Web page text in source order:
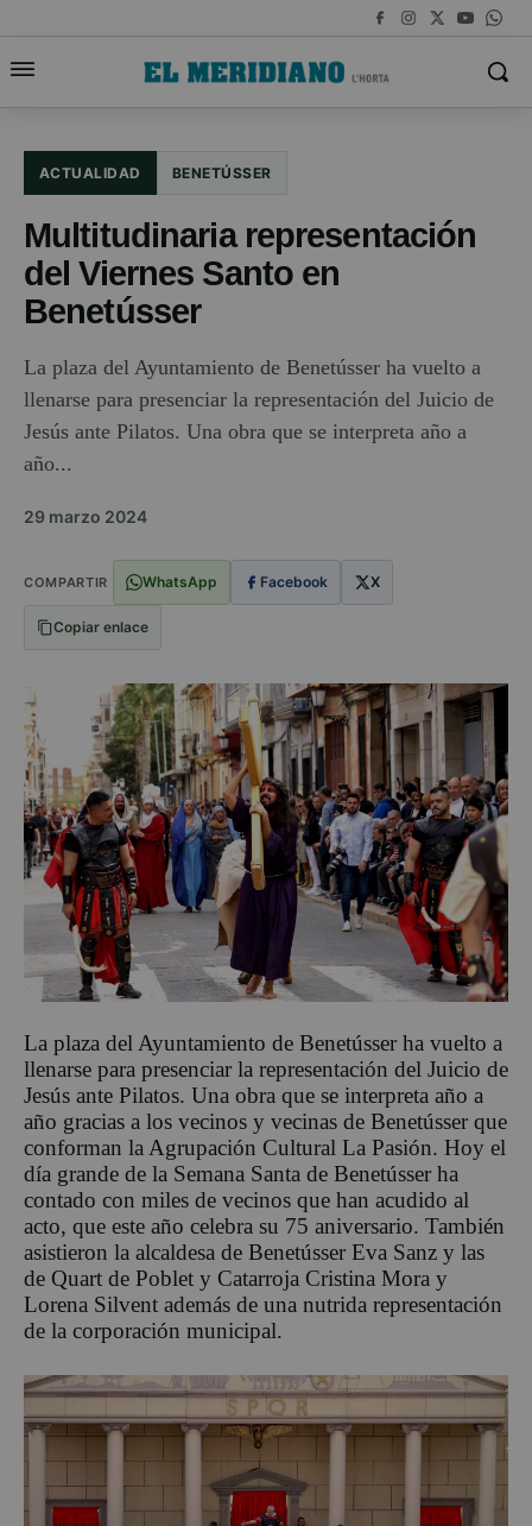
ACTUALIDAD BENETÚSSER
Multitudinaria representación
del Viernes Santo en
Benetússer
La plaza del Ayuntamiento de Benetússer ha vuelto a
llenarse para presenciar la representación del Juicio de
Jesús ante Pilatos. Una obra que se interpreta año a
año...
29 marzo 2024
COMPARTIR WhatsApp Facebook X
Copiar enlace
La plaza del Ayuntamiento de Benetússer ha vuelto a
llenarse para presenciar la representación del Juicio de
Jesús ante Pilatos. Una obra que se interpreta año a
año gracias a los vecinos y vecinas de Benetússer que
conforman la Agrupación Cultural La Pasión. Hoy el
día grande de la Semana Santa de Benetússer ha
contado con miles de vecinos que han acudido al
acto, que este año celebra su 75 aniversario. También
asistieron la alcaldesa de Benetússer Eva Sanz y las
de Quart de Poblet y Catarroja Cristina Mora y
Lorena Silvent además de una nutrida representación
de la corporación municipal.